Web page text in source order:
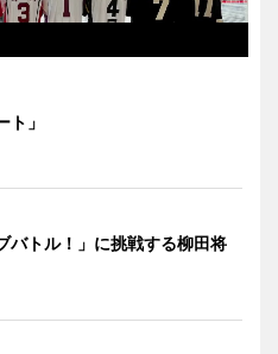
ト」
バトル！」に挑戦する柳田将